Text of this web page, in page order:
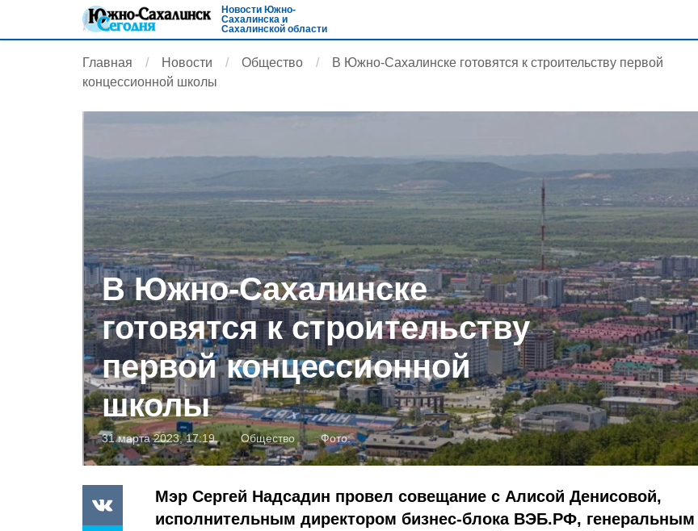
Новости Южно-
Сахалинска и
Сахалинской области
Главная Новости Общество
В Южно-Сахалинске готовятся к строительству первой
концессионной школы
В Южно-Сахалинске
готовятся к строительству
первой концессионной
школы
31 марта 2023, 17:19 Общество Фото:
Мэр Сергей Надсадин провел совещание с Алисой Денисовой,
исполнительным директором бизнес-блока ВЭБ.РФ, генеральным